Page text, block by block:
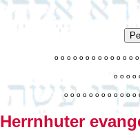
o o o o o o o o o o o o o o
o o o o
o o o o o o o o o o o o
Herrnhuter